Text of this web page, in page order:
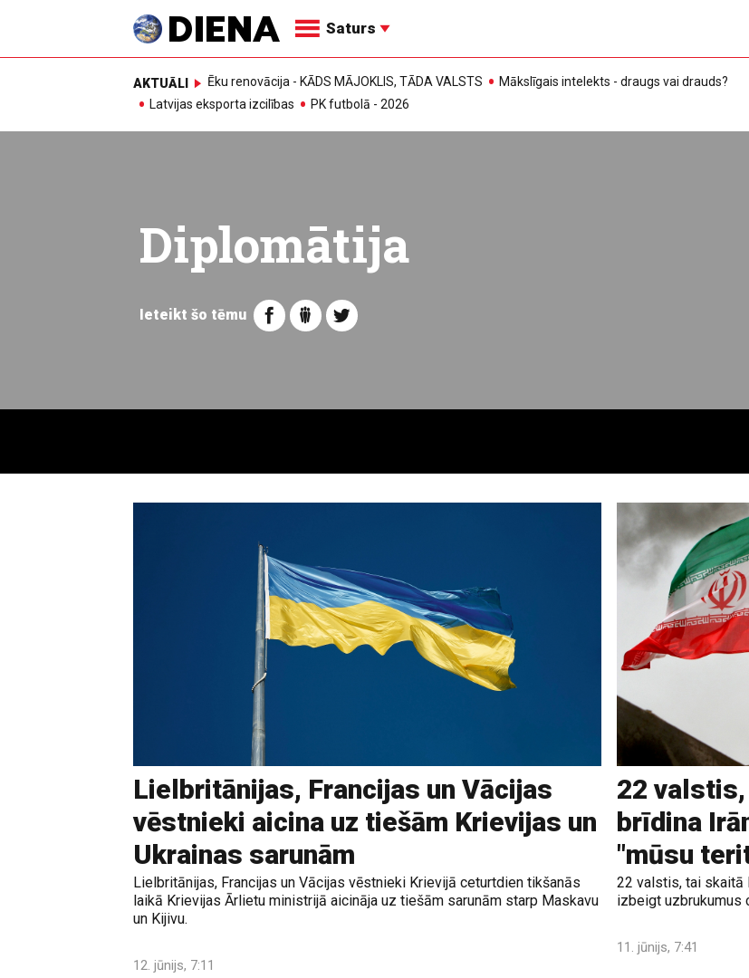
Saturs
AKTUĀLI Ēku renovācija - KĀDS MĀJOKLIS, TĀDA VALSTS
Mākslīgais intelekts - draugs vai drauds?
Latvijas eksporta izcilības
PK futbolā - 2026
Diplomātija
Ieteikt šo tēmu
Lielbritānijas, Francijas un Vācijas
vēstnieki aicina uz tiešām Krievijas un
Ukrainas sarunām
Lielbritānijas, Francijas un Vācijas vēstnieki Krievijā ceturtdien tikšanās
laikā Krievijas Ārlietu ministrijā aicināja uz tiešām sarunām starp Maskavu
un Kijivu.
12. jūnijs, 7:11
22
brīdina
"mūsu
22 valstis, tai skaitā
izbeigt uzbrukumus
11. jūnijs, 7:41